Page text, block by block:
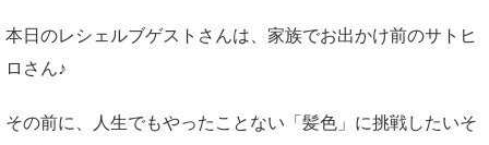
本日のレシェルブゲストさんは、家族でお出かけ前のサトヒ
ロさん♪
その前に、人生でもやったことない「髪色」に挑戦したいそ